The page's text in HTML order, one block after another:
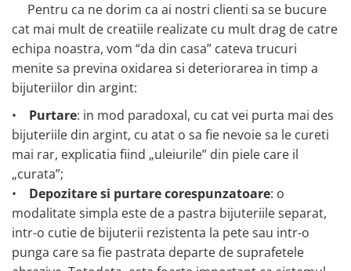
Pentru ca ne dorim ca ai nostri clienti sa se bucure
cat mai mult de creatiile realizate cu mult drag de catre
echipa noastra, vom “da din casa” cateva trucuri
menite sa previna oxidarea si deteriorarea in timp a
bijuteriilor din argint:
• Purtare: in mod paradoxal, cu cat vei purta mai des
bijuteriile din argint, cu atat o sa fie nevoie sa le cureti
mai rar, explicatia fiind „uleiurile” din piele care il
„curata”;
• Depozitare si purtare corespunzatoare: o
modalitate simpla este de a pastra bijuteriile separat,
intr-o cutie de bijuterii rezistenta la pete sau intr-o
punga care sa fie pastrata departe de suprafetele